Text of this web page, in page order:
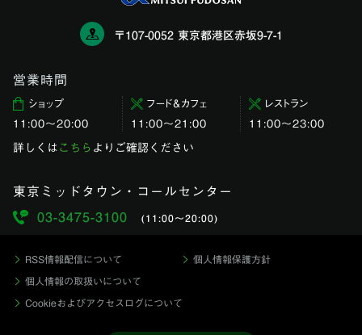
〒107-0052 東京都港区赤坂9-7-1
営業時間
ショップ
11:00〜20:00
フード＆カフェ
11:00～21:00
レストラン
11:00〜23:00
詳しくは こちら よりご確認ください
東京ミッドタウン・コールセンター
03-3475-3100
(11:00〜20:00)
RSS情報配信について 個人情報保護方針
個人情報の取扱いについて
Cookieおよびアクセスログについて